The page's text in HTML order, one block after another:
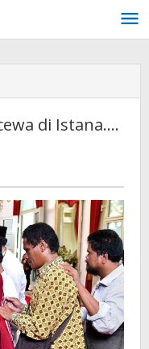
hingga
Kecewadi Istana….